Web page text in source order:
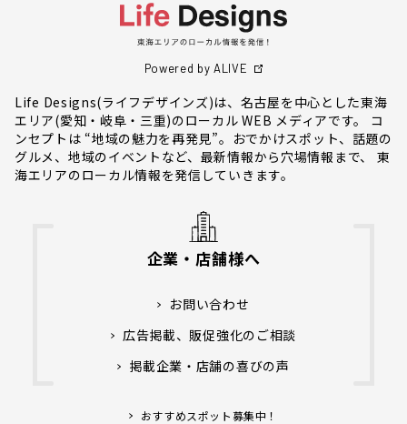
Powered by ALIVE
Life Designs(ライフデザインズ)は、名古屋を中心とした東海
エリア(愛知・岐阜・三重)のローカル WEB メディアです。 コ
ンセプトは “地域の魅力を再発見”。おでかけスポット、話題の
グルメ、地域のイベントなど、最新情報から穴場情報まで、 東
海エリアのローカル情報を発信していきます。
企業・店舗様へ
お問い合わせ
広告掲載、販促強化のご相談
掲載企業・店舗の喜びの声
おすすめスポット募集中！